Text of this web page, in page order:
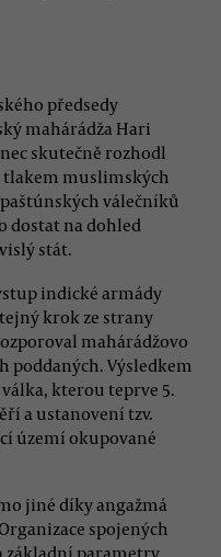
předsedy
mahárádža Hari
skutečně rozhodl
tlakem muslimských
válečníků
dostat na dohled
stát.
indické armády
krok ze strany
mahárádžovo
poddaných. Výsledkem
kterou teprve 5.
a ustanovení tzv.
území okupované
jiné díky angažmá
spojených
základní parametry